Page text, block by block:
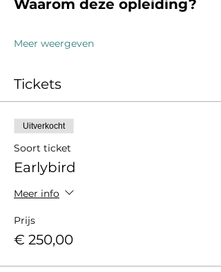
Waarom deze opleiding?
Meer weergeven
Tickets
Uitverkocht
Soort ticket
Earlybird
Meer info
Prijs
€ 250,00